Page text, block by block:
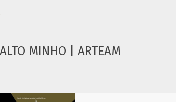
MINHO | ARTEAM